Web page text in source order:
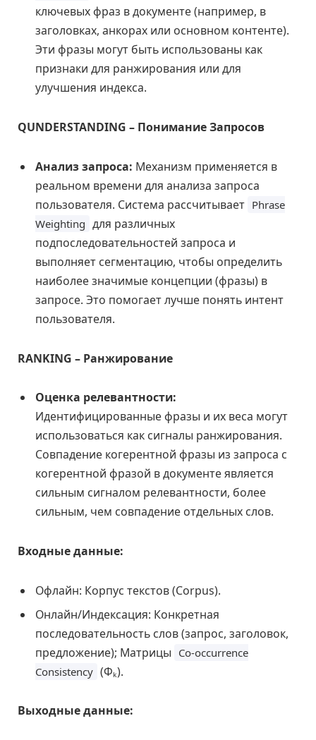
ключевых фраз в документе (например, в
заголовках, анкорах или основном контенте).
Эти фразы могут быть использованы как
признаки для ранжирования или для
улучшения индекса.
QUNDERSTANDING – Понимание Запросов
Анализ запроса: Механизм применяется в
реальном времени для анализа запроса
пользователя. Система рассчитывает Phrase
Weighting для различных
подпоследовательностей запроса и
выполняет сегментацию, чтобы определить
наиболее значимые концепции (фразы) в
запросе. Это помогает лучше понять интент
пользователя.
RANKING – Ранжирование
Оценка релевантности:
Идентифицированные фразы и их веса могут
использоваться как сигналы ранжирования.
Совпадение когерентной фразы из запроса с
когерентной фразой в документе является
сильным сигналом релевантности, более
сильным, чем совпадение отдельных слов.
Входные данные:
Офлайн: Корпус текстов (Corpus).
Онлайн/Индексация: Конкретная
последовательность слов (запрос, заголовок,
предложение); Матрицы Co-occurrence
Consistency (Φₖ).
Выходные данные: